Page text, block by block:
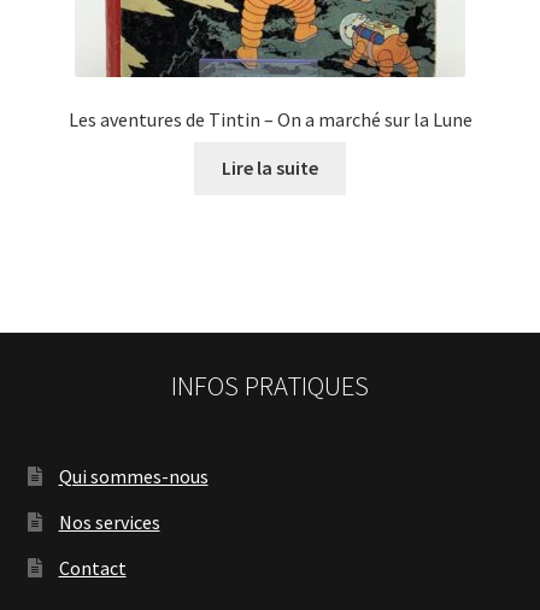
Les aventures de Tintin – On a marché sur la Lune
Lire la suite
INFOS PRATIQUES
Qui sommes-nous
Nos services
Contact